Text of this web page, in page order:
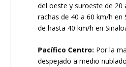
del oeste y suroeste de 20
rachas de 40 a 60 km/h en
de hasta 40 km/h en
Pacífico Centro: Por la
despejado a medio